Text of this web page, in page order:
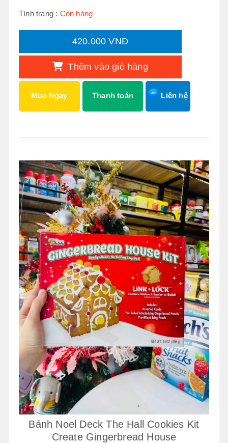
Tình trạng : Còn hàng
420.000 VNĐ
Thêm vào giỏ hàng
Mua Ngay Thanh toán Liên hệ
Bánh Noel Deck The Hall Cookies Kit
Create Gingerbread House